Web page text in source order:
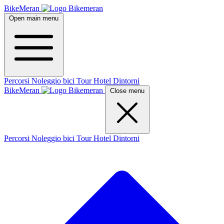
BikeMeran
Open main menu
Percorsi Noleggio bici TourHotel Dintorni
BikeMeran
Close menu
Percorsi Noleggio bici TourHotel Dintorni